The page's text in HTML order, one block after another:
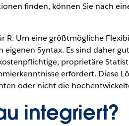
finden, können Sie nach
R. Um eine größtmögliche
Syntax. Es sind daher
proprietäre
erfordert. Diese
oder nicht die
integriert?